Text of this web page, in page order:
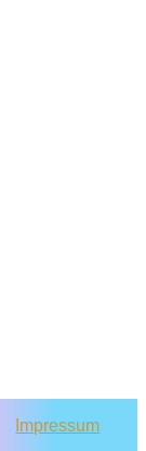
Impressum